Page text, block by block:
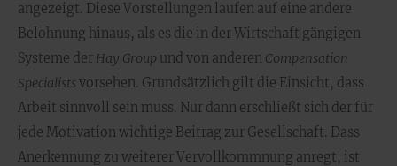
angezeigt. Diese Vorstellungen laufen auf eine andere
Belohnung hinaus, als es die in der Wirtschaft gängigen
Systeme der Hay Group und von anderen Compensation
Specialists vorsehen. Grundsätzlich gilt die Einsicht, dass
Arbeit sinnvoll sein muss. Nur dann erschließt sich der für
jede Motivation wichtige Beitrag zur Gesellschaft. Dass
Anerkennung zu weiterer Vervollkommnung anregt, ist